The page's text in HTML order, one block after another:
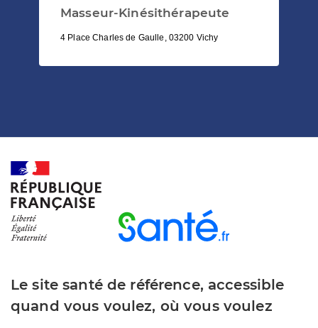
Masseur-Kinésithérapeute
4 Place Charles de Gaulle, 03200 Vichy
Le site santé de référence, accessible
quand vous voulez, où vous voulez